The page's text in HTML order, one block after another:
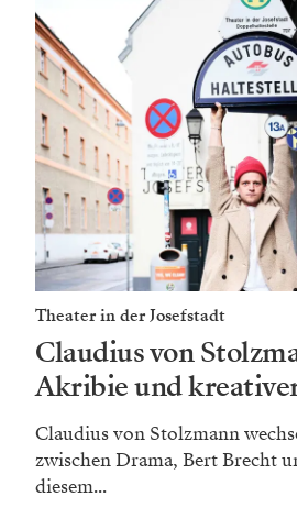
„Das Spannungsfeld zwischen
die von vornherein als eine Art
und Lady Chiltern, der
interessiert mich ebenfalls
1895 uraufgeführten Stücks ist
faszinierend zugleich. „Ich gehe
immer spielbar sein wird, weil
und damit einhergehend
werden, solange wir Menschen
miteinander leben.“